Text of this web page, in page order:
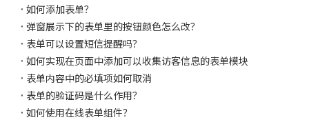
如何添加表单？
弹窗展示下的表单里的按钮颜色怎么改？
表单可以设置短信提醒吗？
如何实现在页面中添加可以收集访客信息的表单模块
表单内容中的必填项如何取消
表单的验证码是什么作用？
如何使用在线表单组件？